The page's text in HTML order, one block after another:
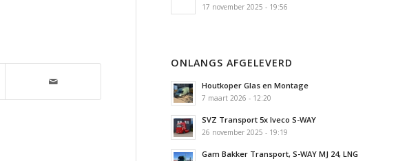
17 november 2025 - 19:56
ONLANGS AFGELEVERD
Houtkoper Glas en Montage
7 maart 2026 - 12:20
SVZ Transport 5x Iveco S-WAY
26 november 2025 - 19:19
Gam Bakker Transport, S-WAY MJ 24, LNG